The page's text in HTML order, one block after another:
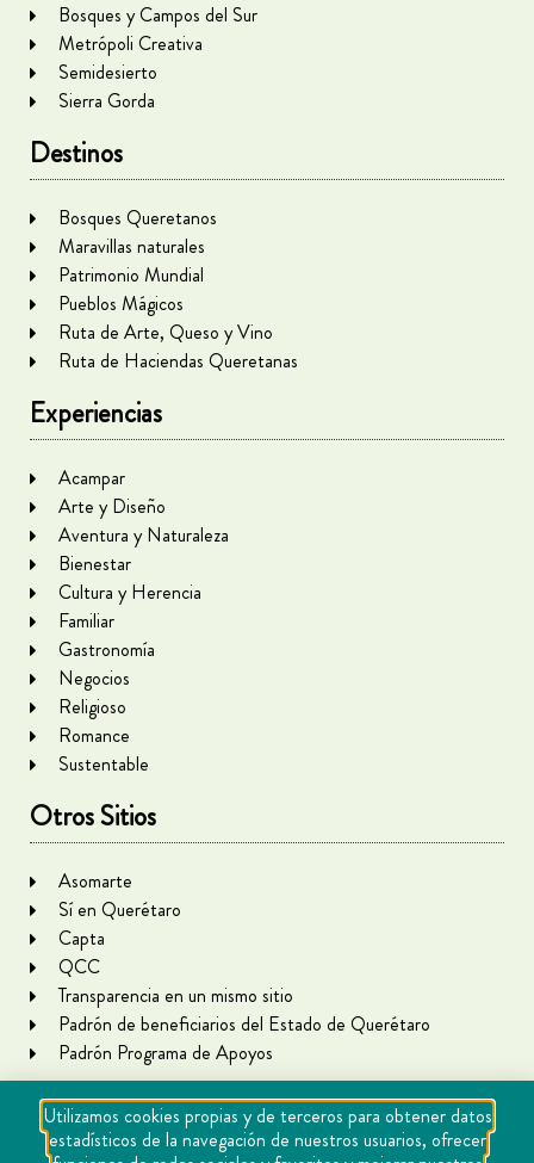
Bosques y Campos del Sur
Metrópoli Creativa
Semidesierto
Sierra Gorda
Destinos
Bosques Queretanos
Maravillas naturales
Patrimonio Mundial
Pueblos Mágicos
Ruta de Arte, Queso y Vino
Ruta de Haciendas Queretanas
Experiencias
Acampar
Arte y Diseño
Aventura y Naturaleza
Bienestar
Cultura y Herencia
Familiar
Gastronomía
Negocios
Religioso
Romance
Sustentable
Otros Sitios
Asomarte
Sí en Querétaro
Capta
QCC
Transparencia en un mismo sitio
Padrón de beneficiarios del Estado de Querétaro
Padrón Programa de Apoyos
Utilizamos cookies propias y de terceros para obtener datos
estadísticos de la navegación de nuestros usuarios, ofrecer